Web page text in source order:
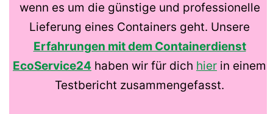
wenn es um die günstige und professionelle
Lieferung eines Containers geht. Unsere
Erfahrungen mit dem Containerdienst
EcoService24 haben wir für dich hier in einem
Testbericht zusammengefasst.